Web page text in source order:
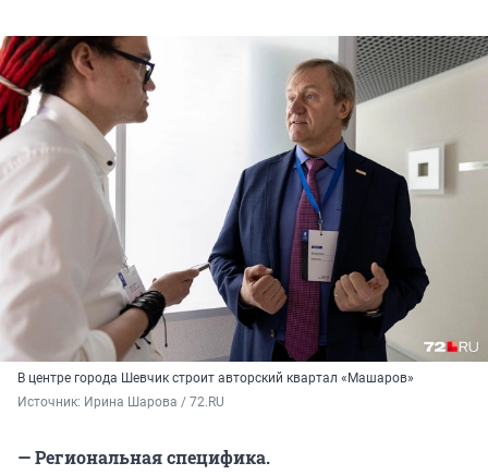
В центре города Шевчик строит авторский квартал «Машаров»
Источник: Ирина Шарова / 72.RU
— Региональная специфика.